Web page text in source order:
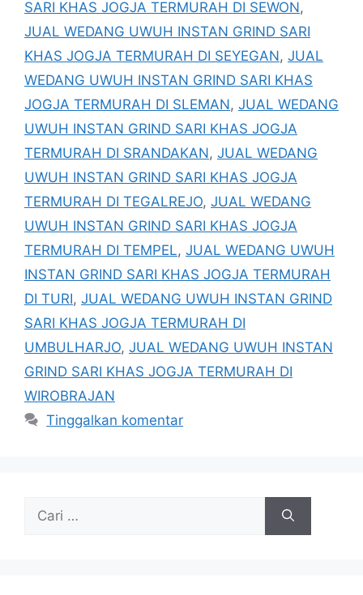
SARI KHAS JOGJA TERMURAH DI SEWON,
JUAL WEDANG UWUH INSTAN GRIND SARI
KHAS JOGJA TERMURAH DI SEYEGAN, JUAL
WEDANG UWUH INSTAN GRIND SARI KHAS
JOGJA TERMURAH DI SLEMAN, JUAL WEDANG
UWUH INSTAN GRIND SARI KHAS JOGJA
TERMURAH DI SRANDAKAN, JUAL WEDANG
UWUH INSTAN GRIND SARI KHAS JOGJA
TERMURAH DI TEGALREJO, JUAL WEDANG
UWUH INSTAN GRIND SARI KHAS JOGJA
TERMURAH DI TEMPEL, JUAL WEDANG UWUH
INSTAN GRIND SARI KHAS JOGJA TERMURAH
DI TURI, JUAL WEDANG UWUH INSTAN GRIND
SARI KHAS JOGJA TERMURAH DI
UMBULHARJO, JUAL WEDANG UWUH INSTAN
GRIND SARI KHAS JOGJA TERMURAH DI
WIROBRAJAN
Tinggalkan komentar
untuk: